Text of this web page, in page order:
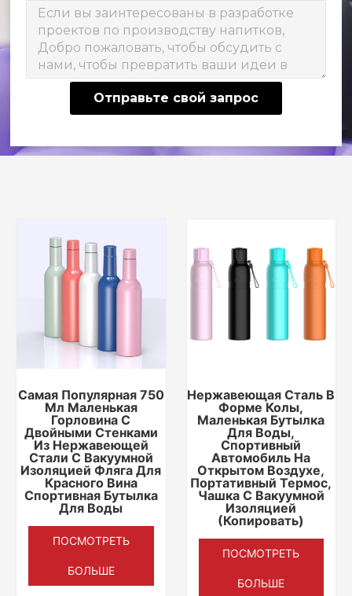
Отправьте свой запрос
Самая Популярная 750
Мл Маленькая
Горловина С
Двойными Стенками
Из Нержавеющей
Стали С Вакуумной
Изоляцией Фляга Для
Красного Вина
Спортивная Бутылка
Для Воды
ПОСМОТРЕТЬ
БОЛЬШЕ
Нержавеющая Сталь В
Форме Колы,
Маленькая Бутылка
Для Воды,
Спортивный
Автомобиль На
Открытом Воздухе,
Портативный Термос,
Чашка С Вакуумной
Изоляцией
(Копировать)
ПОСМОТРЕТЬ
БОЛЬШЕ